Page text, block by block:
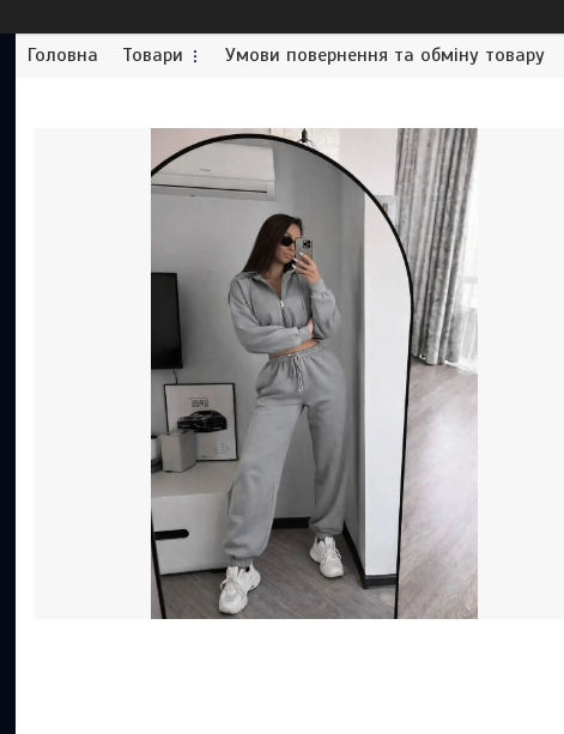
Головна Товари Умови повернення та обміну товару